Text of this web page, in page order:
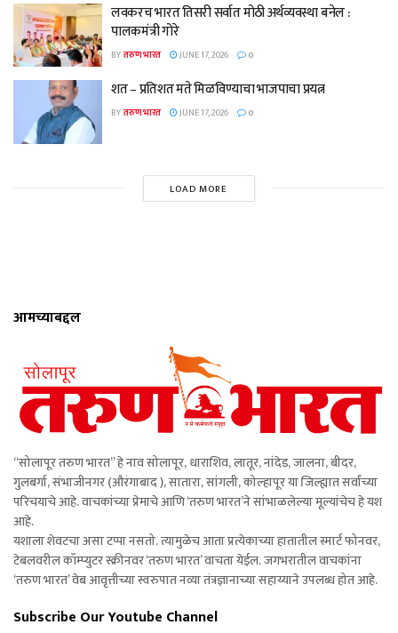
लवकरच भारत तिसरी सर्वात मोठी अर्थव्यवस्था बनेल :
पालकमंत्री गोरे
BYतरुण भारत JUNE 17, 2026 0
शत – प्रतिशत मते मिळविण्याचा भाजपाचा प्रयत्न
BYतरुण भारत JUNE 17, 2026 0
LOAD MORE
आमच्याबद्दल
“सोलापूर तरुण भारत” हे नाव सोलापूर, धाराशिव, लातूर, नांदेड, जालना, बीदर,
गुलबर्गा, संभाजीनगर (औरंगाबाद ), सातारा, सांगली, कोल्हापूर या जिल्ह्यात सर्वांच्या
परिचयाचे आहे. वाचकांच्या प्रेमाचे आणि ‘तरुण भारत’ने सांभाळलेल्या मूल्यांचेच हे यश
आहे.
यशाला शेवटचा असा टप्पा नसतो. त्यामुळेच आता प्रत्येकाच्या हातातील स्मार्ट फोनवर,
टेबलवरील कॉम्प्युटर स्क्रीनवर ‘तरुण भारत’ वाचता येईल. जगभरातील वाचकांना
‘तरुण भारत’ वेब आवृत्तीच्या स्वरुपात नव्या तंत्रज्ञानाच्या सहाय्याने उपलब्ध होत आहे.
Subscribe Our Youtube Channel